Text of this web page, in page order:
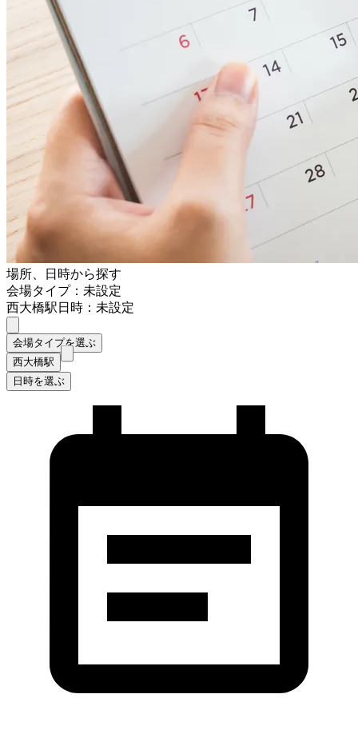
場所、日時から探す
会場タイプ：未設定
西大橋駅日時：未設定
会場タイプを選ぶ
西大橋駅
日時を選ぶ